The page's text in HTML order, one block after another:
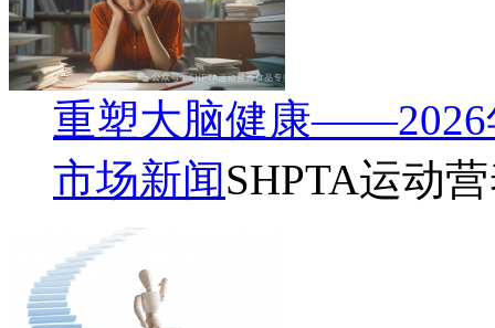
重塑大脑健康——2026
市场新闻SHPTA运动